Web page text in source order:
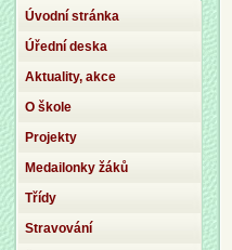
Úvodní stránka
Úřední deska
Aktuality, akce
O škole
Projekty
Medailonky žáků
Třídy
Stravování